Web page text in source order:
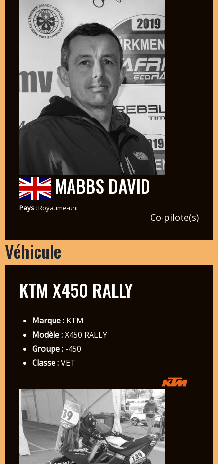
MABBS DAVID
Pays :Royaume-uni
Co-pilote(s)
Véhicule
KTM X450 RALLY
Marque :KTM
Modèle :X450 RALLY
Groupe :-450
Classe :VET